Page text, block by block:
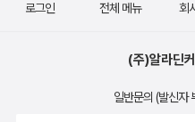
로그인 전체 메뉴 회
(주)알라딘
일반문의 (발신자